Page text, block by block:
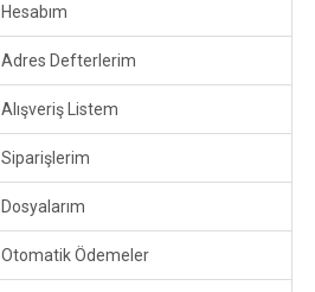
Hesabım
Adres Defterlerim
Alışveriş Listem
Siparişlerim
Dosyalarım
Otomatik Ödemeler